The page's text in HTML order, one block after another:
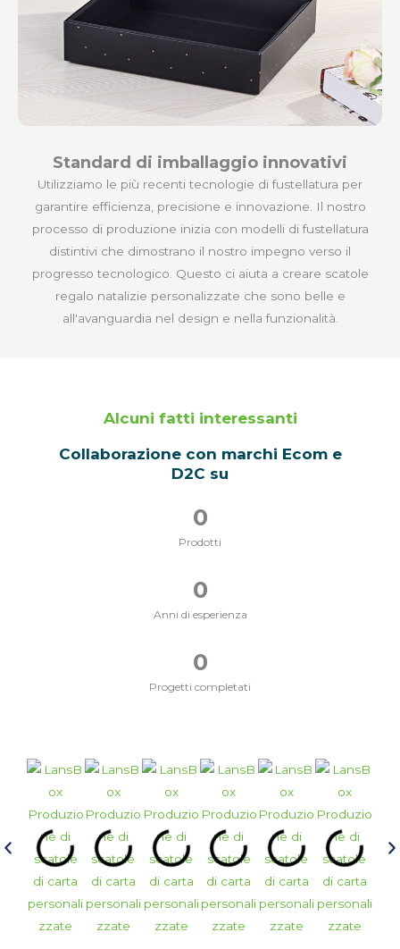
Standard di imballaggio innovativi
Utilizziamo le più recenti tecnologie di fustellatura per
garantire efficienza, precisione e innovazione. Il nostro
processo di produzione inizia con modelli di fustellatura
distintivi che dimostrano il nostro impegno verso il
progresso tecnologico. Questo ci aiuta a creare scatole
regalo natalizie personalizzate che sono belle e
all'avanguardia nel design e nella funzionalità.
Alcuni fatti interessanti
Collaborazione con marchi Ecom e
D2C su
Prodotti
0
Anni di esperienza
0
Progetti completati
0